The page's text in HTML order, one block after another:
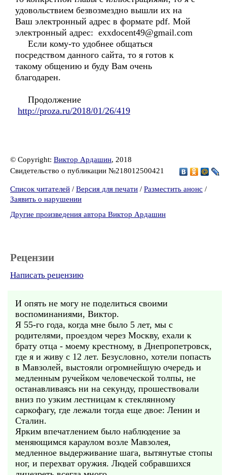
удовольствием безвозмездно вышли их на
Ваш электронный адрес в формате pdf. Мой
электронный адрес: exxdocent49@gmail.com
Если кому-то удобнее общаться
посредством данного сайта, то я готов к
такому общению и буду Вам очень
благодарен.
Продолжение
http://proza.ru/2018/01/26/419
© Copyright: Виктор Ардашин, 2018
Свидетельство о публикации №218012500421
Список читателей / Версия для печати / Разместить анонс /
Заявить о нарушении
Другие произведения автора Виктор Ардашин
Рецензии
Написать рецензию
И опять не могу не поделиться своими
воспоминаниями, Виктор.
Я 55-го года, когда мне было 5 лет, мы с
родителями, проездом через Москву, ехали к
брату отца - моему крестному, в Днепропетровск,
где я и живу с 12 лет. Безусловно, хотели попасть
в Мавзолей, выстояли огромнейшую очередь и
медленным ручейком человеческой толпы, не
останавливаясь ни на секунду, прошествовали
вниз по узким лестницам к стеклянному
саркофагу, где лежали тогда еще двое: Ленин и
Сталин.
Ярким впечатлением было наблюдение за
меняющимся караулом возле Мавзолея,
медленное выдерживание шага, вытянутые стопы
ног, и перехват оружия. Людей собравшихся